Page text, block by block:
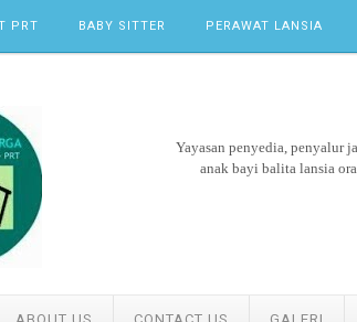
PRT BABY SITTER PERAWAT LANSIA
Yayasan penyedia, penyalur
anak bayi balita lansia